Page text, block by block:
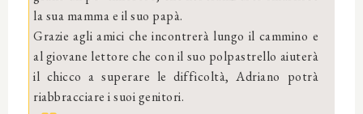
la sua mamma e il suo papà.
Grazie agli amici che incontrerà lungo il cammino e
al giovane lettore che con il suo polpastrello aiuterà
il chicco a superare le difficoltà, Adriano potrà
riabbracciare i suoi genitori.